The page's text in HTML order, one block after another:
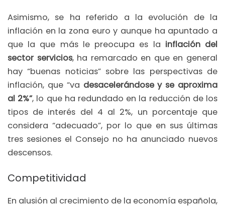
Asimismo, se ha referido a la evolución de la
inflación en la zona euro y aunque ha apuntado a
que la que más le preocupa es la inflación del
sector servicios, ha remarcado en que en general
hay “buenas noticias” sobre las perspectivas de
inflación, que “va desacelerándose y se aproxima
al 2%”, lo que ha redundado en la reducción de los
tipos de interés del 4 al 2%, un porcentaje que
considera “adecuado”, por lo que en sus últimas
tres sesiones el Consejo no ha anunciado nuevos
descensos.
Competitividad
En alusión al crecimiento de la economía española,